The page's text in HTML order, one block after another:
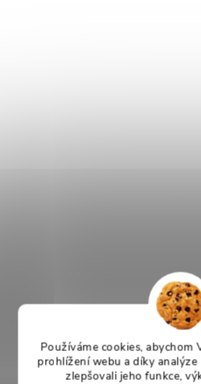
Používáme cookies, abychom
prohlížení webu a díky
zlepšovali jeho funkce,